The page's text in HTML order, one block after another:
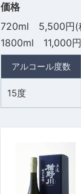
価格
720ml 5,500円(
1800ml 11,000
アルコール度数
15度